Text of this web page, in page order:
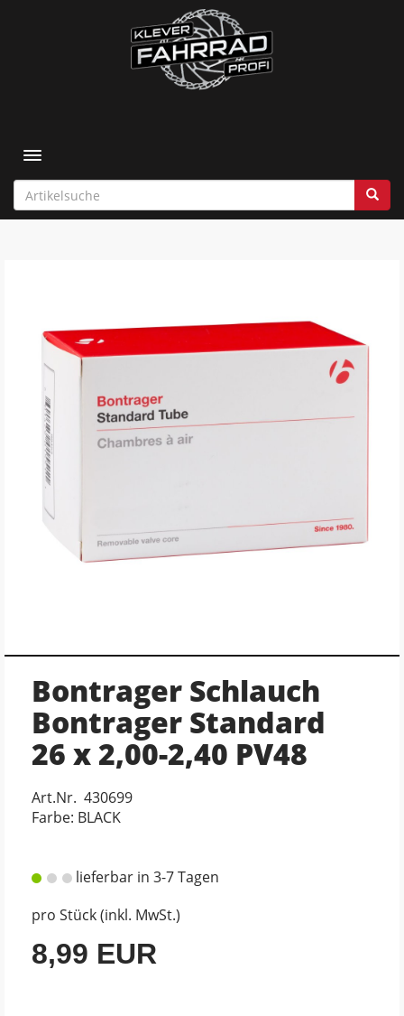
Toggle navigation
Bontrager Schlauch
Bontrager Standard
26 x 2,00-2,40 PV48
Art.Nr. 430699
Farbe: BLACK
lieferbar in 3-7 Tagen
pro Stück (inkl. MwSt.)
8,99 EUR